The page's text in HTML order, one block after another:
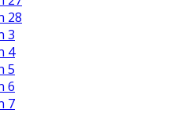
28
3
4
5
6
7